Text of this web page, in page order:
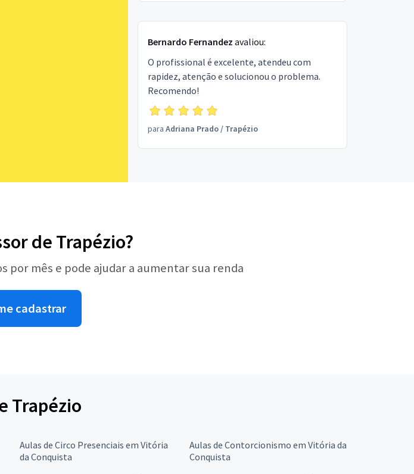
Bernardo Fernandez avaliou:
O profissional é excelente, atendeu com
rapidez, atenção e solucionou o problema.
Recomendo!
para Adriana Prado/ Trapézio
de Trapézio?
por mês e pode ajudar a aumentar sua renda
cadastrar
Trapézio
Aulas de Circo Presenciais em Vitória
da Conquista
Aulas de Contorcionismo em Vitória da
Conquista